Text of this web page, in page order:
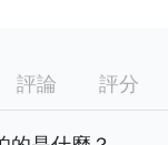
評論 評分